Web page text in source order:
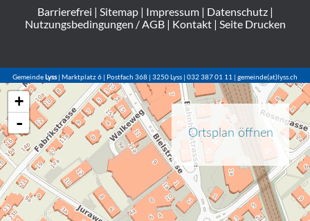
Barrierefrei | Sitemap| Impressum| Datenschutz|
Nutzungsbedingungen / AGB| Kontakt| Seite Drucken
GemeindeLyss| Marktplatz 6 | Postfach 368 | 3250 Lyss | 032 387 01 11 | gemeinde(at)lyss.ch